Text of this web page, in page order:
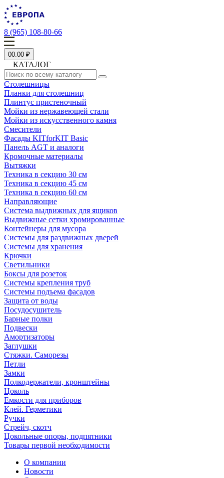
8 (965) 108-80-66
00.00 ₽
КАТАЛОГ
Столешницы
Планки для столешниц
Плинтус пристеночный
Мойки из нержавеющей стали
Мойки из искусственного камня
Смесители
Фасады KITforKIT Basic
Панель AGT и аналоги
Кромочные материалы
Вытяжки
Техника в секцию 30 см
Техника в секцию 45 см
Техника в секцию 60 см
Направляющие
Система выдвижных для ящиков
Выдвижные сетки хромированные
Контейнеры для мусора
Системы для раздвижных дверей
Системы для хранения
Крючки
Светильники
Боксы для розеток
Системы крепления труб
Системы подъема фасадов
Защита от воды
Посудосушитель
Барные полки
Подвески
Амортизаторы
Заглушки
Стяжки. Саморезы
Петли
Замки
Полкодержатели, кронштейны
Цоколь
Емкости для приборов
Клей. Герметики
Ручки
Стрейч, скотч
Цокольные опоры, подпятники
Товары первой необходимости
О компании
Новости